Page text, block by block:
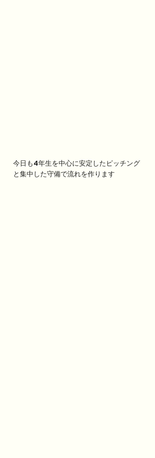
今日も4年生を中心に安定したピッチング
と集中した守備で流れを作ります